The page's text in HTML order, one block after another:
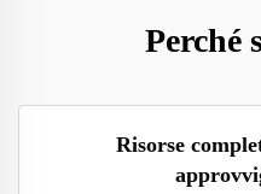
Perché
Risorse